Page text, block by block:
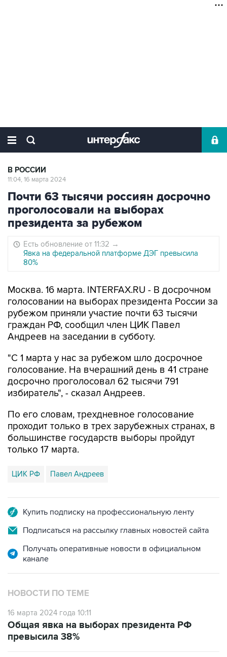
В РОССИИ
11:04, 16 марта 2024
Почти 63 тысячи россиян досрочно
проголосовали на выборах
президента за рубежом
Есть обновление от 11:32 →
Явка на федеральной платформе ДЭГ превысила
80%
Москва. 16 марта. INTERFAX.RU - В досрочном
голосовании на выборах президента России за
рубежом приняли участие почти 63 тысячи
граждан РФ, сообщил член ЦИК Павел
Андреев на заседании в субботу.
"С 1 марта у нас за рубежом шло досрочное
голосование. На вчерашний день в 41 стране
досрочно проголосовал 62 тысячи 791
избиратель", - сказал Андреев.
По его словам, трехдневное голосование
проходит только в трех зарубежных странах, в
большинстве государств выборы пройдут
только 17 марта.
ЦИК РФ Павел Андреев
Купить подписку на профессиональную ленту
Подписаться на рассылку главных новостей сайта
Получать оперативные новости в официальном
канале
НОВОСТИ ПО ТЕМЕ
16 марта 2024 года 10:11
Общая явка на выборах президента РФ
превысила 38%